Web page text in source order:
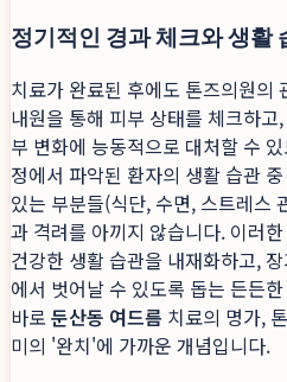
정기적인 경과 체크와 생활
치료가 완료된 후에도 톤즈의원의
내원을 통해 피부 상태를 체크하
부 변화에 능동적으로 대처할 수
정에서 파악된 환자의 생활 습관
있는 부분들(식단, 수면, 스트레스
과 격려를 아끼지 않습니다. 이러
건강한 생활 습관을 내재화하고,
에서 벗어날 수 있도록 돕는 든든
바로 둔산동 여드름 치료의 명가,
미의 '완치'에 가까운 개념입니다.